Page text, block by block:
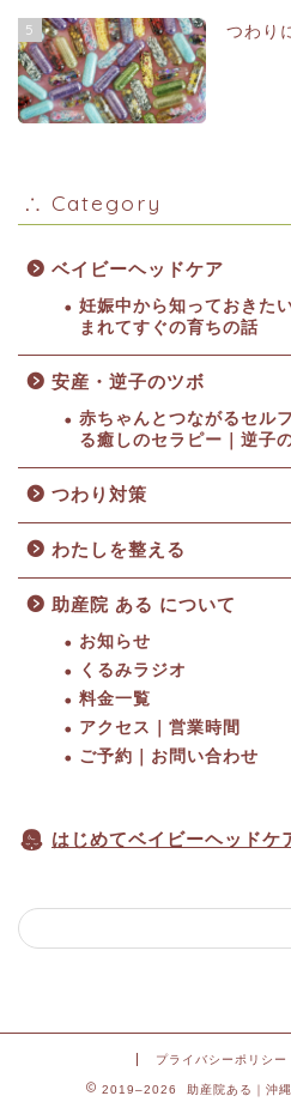
5 つわり
∴ Category
ベイビーヘッドケア
妊娠中から知っておきた
まれてすぐの育ちの話
安産・逆子のツボ
赤ちゃんとつながるセル
る癒しのセラピー｜逆子
つわり対策
わたしを整える
助産院 ある について
お知らせ
くるみラジオ
料金一覧
アクセス｜営業時間
ご予約｜お問い合わせ
はじめてベイビーヘッドケ
プライバシーポリシー
2019–2026 助産院ある｜沖縄